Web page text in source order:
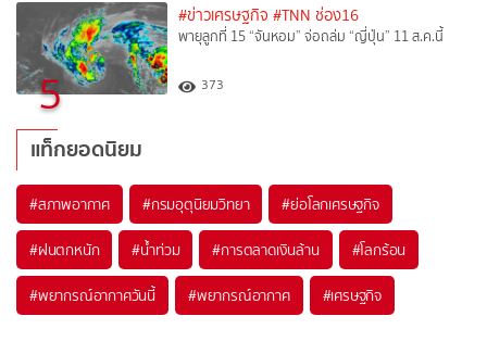
5
#ข่าวเศรษฐกิจ #TNN ช่อง16
พายุลูกที่ 15 “จันหอม” จ่อถล่ม “ญี่ปุ่น” 11 ส.ค.นี้
373
แท็กยอดนิยม
#สภาพอากาศ #กรมอุตุนิยมวิทยา #ย่อโลกเศรษฐกิจ
#ฝนตกหนัก #น้ำท่วม #การตลาดเงินล้าน #โลกร้อน
#พยากรณ์อากาศวันนี้ #พยากรณ์อากาศ #เศรษฐกิจ